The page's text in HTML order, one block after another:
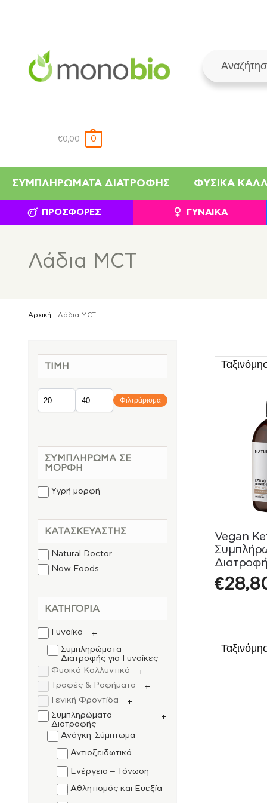
€0,00 0
ΣΥΜΠΛΗΡΏΜΑΤΑ ΔΙΑΤΡΟΦΉΣ ΦΥΣΙΚΆ
ΠΡΟΣΦΟΡΈΣ ΓΥΝΑΊΚΑ
Λάδια MCT
Αρχική - Λάδια MCT
Vegan
Κέτωσης
€
ΤΙΜΉ
Φιλτράρισμα
ΣΥΜΠΛΉΡΩΜΑ ΣΕ
ΜΟΡΦΉ
Υγρή μορφή
ΚΑΤΑΣΚΕΥΑΣΤΉΣ
Natural Doctor
Now Foods
ΚΑΤΗΓΟΡΊΑ
Γυναίκα
+
Συμπληρώματα
Διατροφής για Γυναίκες
Φυσικά Καλλυντικά
+
Τροφές & Ροφήματα
+
Γενική Φροντίδα
+
Συμπληρώματα
Διατροφής
+
Ανάγκη-Σύμπτωμα
Αντιοξειδωτικά
Ενέργεια – Τόνωση
Αθλητισμός και Ευεξία